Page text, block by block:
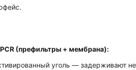
(префильтры + мембрана):
уголь — задерживают